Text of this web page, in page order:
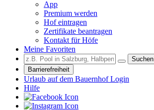
App
Premium werden
Hof eintragen
Zertifikate beantragen
Kontakt für Höfe
Meine Favoriten
Suchen
Barrierefreiheit
Urlaub auf dem Bauernhof Login
Hilfe